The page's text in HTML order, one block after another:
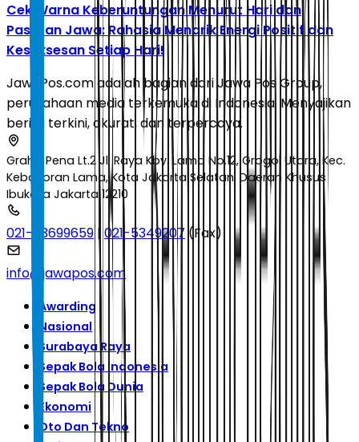
Cek Warna Keberuntungan Menurut Hari dan
Pasaran Jawa: Rahasia Menarik Energi Positif dan
Kesuksesan Setiap Hari!
JawaPos.com adalah bagian dari Jawa Pos Group,
perusahaan media terkemuka di Indonesia. Menyajikan
berita terkini, akurat, dan terpercaya.
Graha Pena Lt.2 Jl. Raya Kby. Lama No.12, Grogol Utara, Kec.
Kebayoran Lama, Kota Jakarta Selatan, Daerah Khusus
Ibukota Jakarta 12210
021-53699659 | 021-5349207 (Fax)
info@jawapos.com
Awarding
Nasional
Surabaya Raya
Sepak Bola Indonesia
Sepak Bola Dunia
Ekonomi
Oto Dan Tekno